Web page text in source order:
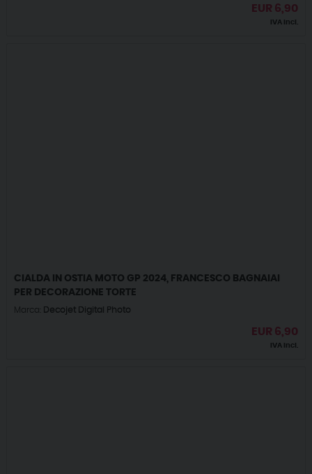
EUR 6,90
IVA incl.
CIALDA IN OSTIA MOTO GP 2024, FRANCESCO BAGNAIAI
PER DECORAZIONE TORTE
Marca: Decojet Digital Photo
EUR 6,90
IVA incl.